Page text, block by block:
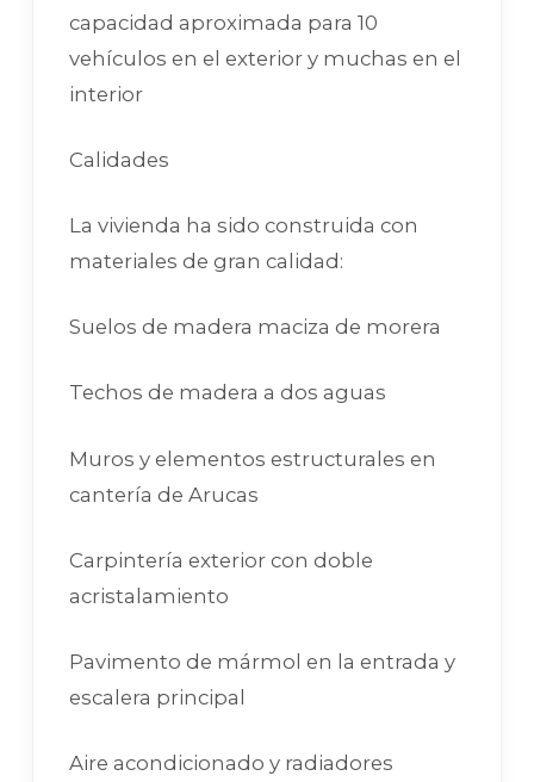
capacidad aproximada para 10
vehículos en el exterior y muchas en el
interior
Calidades
La vivienda ha sido construida con
materiales de gran calidad:
Suelos de madera maciza de morera
Techos de madera a dos aguas
Muros y elementos estructurales en
cantería de Arucas
Carpintería exterior con doble
acristalamiento
Pavimento de mármol en la entrada y
escalera principal
Aire acondicionado y radiadores